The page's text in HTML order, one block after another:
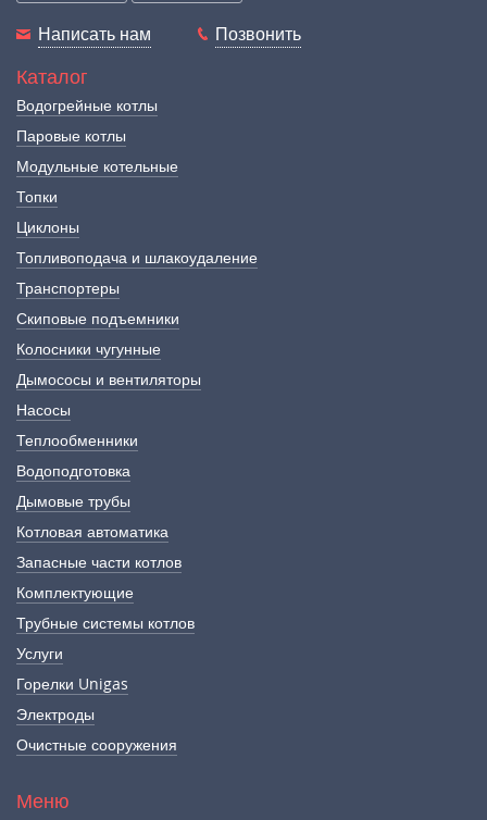
Написать нам Позвонить
Каталог
Водогрейные котлы
Паровые котлы
Модульные котельные
Топки
Циклоны
Топливоподача и шлакоудаление
Транспортеры
Скиповые подъемники
Колосники чугунные
Дымососы и вентиляторы
Насосы
Теплообменники
Водоподготовка
Дымовые трубы
Котловая автоматика
Запасные части котлов
Комплектующие
Трубные системы котлов
Услуги
Горелки Unigas
Электроды
Очистные сооружения
Меню